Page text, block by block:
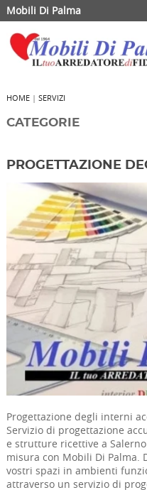
Mobili Di Palma
HOME| SERVIZI
CATEGORIE
PROGETTAZIONE
Progettazione degli interni
Servizio di progettazione
e strutture ricettive a
misura con Mobili Di Palma.
vostri spazi in ambienti
attraverso un servizio di